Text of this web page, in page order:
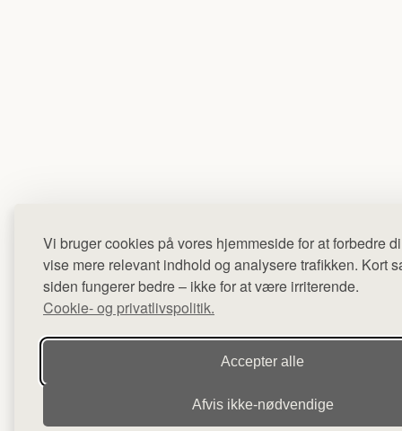
Vi bruger cookies på vores hjemmeside for at forbedre
vise mere relevant indhold og analysere trafikken. Kort
siden fungerer bedre – ikke for at være irriterende.
Cookie- og privatlivspolitik.
Accepter alle
Afvis ikke‑nødvendige